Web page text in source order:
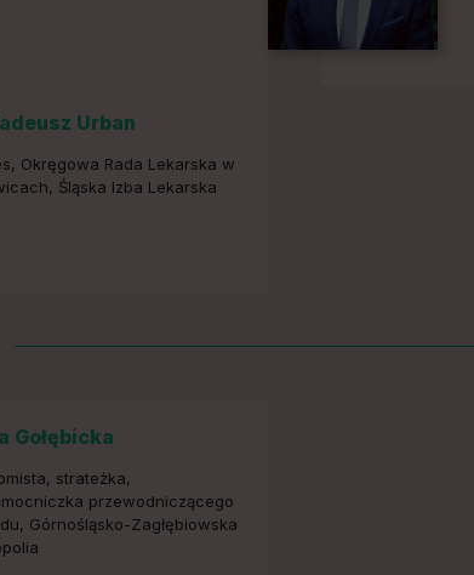
Urban
Okręgowa Rada Lekarska w
Śląska Izba Lekarska
Gołębicka
strateżka,
przewodniczącego
Górnośląsko-Zagłębiowska